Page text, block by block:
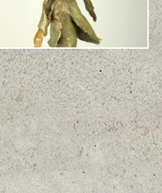
Sentinelle (dos)